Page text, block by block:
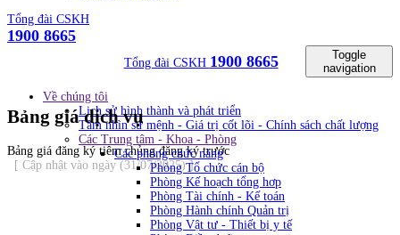
Tổng đài CSKH
1900 8665
Tổng đài CSKH 1900 8665
Toggle
navigation
Về chúng tôi
Lịch sử hình thành và phát triển
Tầm nhìn sứ mệnh - Giá trị cốt lõi - Chính sách chất lượng
Các Trung tâm - Khoa - Phòng
Các phòng chức năng
Phòng Tổ chức cán bộ
Phòng Kế hoạch tổng hơp
Phòng Tài chính - Kế toán
Phòng Hành chính Quản trị
Phòng Vật tư - Thiết bị y tế
Bảng giá dịch vụ
Bảng giá đăng ký tiêm chủng đăng ký trước
[ Cập nhật vào ngày (31/07/2025) ]